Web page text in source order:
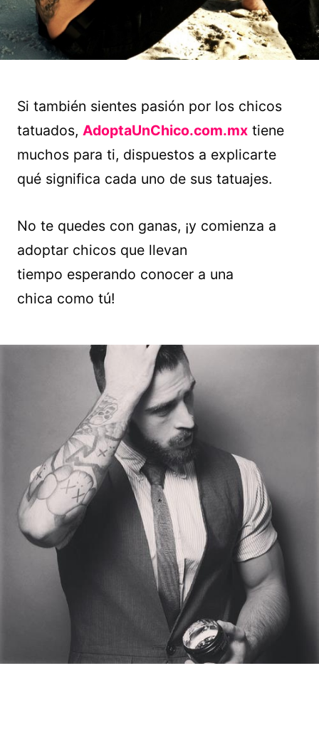
Si también sientes pasión por los chicos
tatuados, AdoptaUnChico.com.mx tiene
muchos para ti, dispuestos a explicarte
qué significa cada uno de sus tatuajes.
No te quedes con ganas, ¡y comienza a
adoptar chicos que llevan
tiempo esperando conocer a una
chica como tú!